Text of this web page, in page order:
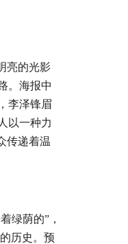
亮的光影
。 海报中
李泽锋眉
以一种力
传递着温
绿荫的”，
历史。预